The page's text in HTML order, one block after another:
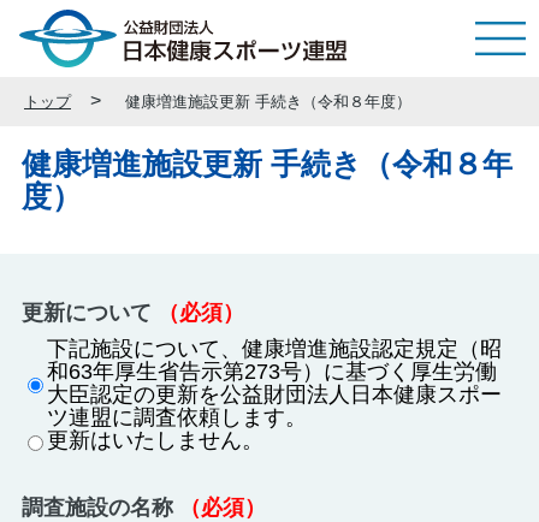
トップ 健康増進施設更新 手続き（令和８年度）
健康増進施設更新 手続き（令和８年
度）
更新について
（必須）
下記施設について、健康増進施設認定規定（昭
和63年厚生省告示第273号）に基づく厚生労働
大臣認定の更新を公益財団法人日本健康スポー
ツ連盟に調査依頼します。
更新はいたしません。
調査施設の名称 （必須）